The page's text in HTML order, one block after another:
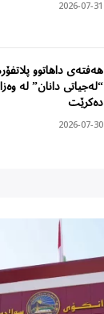
2026-07-31
هەفتەی داهاتوو
“لەجیاتی دانان” لە
دەکرێت
2026-07-30